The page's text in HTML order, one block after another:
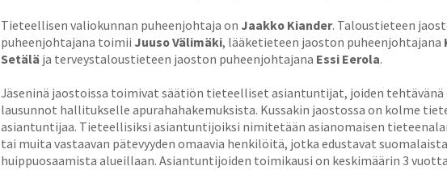
Tieteellisen valiokunnan puheenjohtaja on Jaakko Kiander. Taloustieteen
puheenjohtajana toimii Juuso Välimäki, lääketieteen jaoston puheenjohtajana
Setäläja terveystaloustieteen jaoston puheenjohtajana Essi Eerola.
Jäseninä jaostoissa toimivat säätiön tieteelliset asiantuntijat, joiden tehtävänä
lausunnot hallitukselle apurahahakemuksista. Kussakin jaostossa on kolme
asiantuntijaa. Tieteellisiksi asiantuntijoiksi nimitetään asianomaisen
tai muita vastaavan pätevyyden omaavia henkilöitä, jotka edustavat suomalaista
huippuosaamista alueillaan. Asiantuntijoiden toimikausi on keskimäärin 3